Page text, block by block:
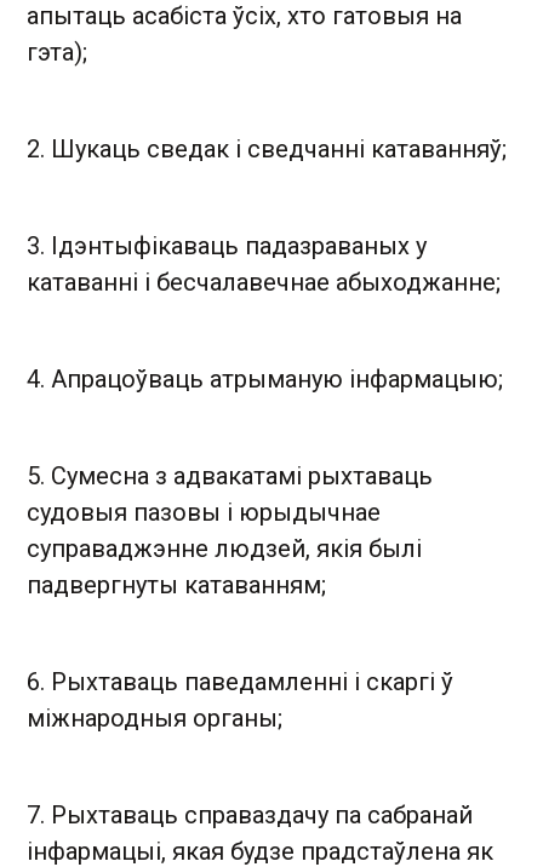
апытаць асабіста ўсіх, хто гатовыя на
гэта);
2. Шукаць сведак і сведчанні катаванняў;
3. Ідэнтыфікаваць падазраваных у
катаванні і бесчалавечнае абыходжанне;
4. Апрацоўваць атрыманую інфармацыю;
5. Сумесна з адвакатамі рыхтаваць
судовыя пазовы і юрыдычнае
суправаджэнне людзей, якія былі
падвергнуты катаванням;
6. Рыхтаваць паведамленні і скаргі ў
міжнародныя органы;
7. Рыхтаваць справаздачу па сабранай
інфармацыі, якая будзе прадстаўлена як